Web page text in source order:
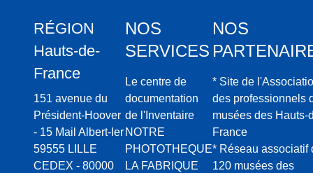
RÉGION
Hauts-de-
France
151 avenue du
Président-Hoover
- 15 Mail Albert-Ier
59555 LILLE
CEDEX - 80000
NOS
SERVICES
Le centre de
documentation
de l'Inventaire
NOTRE
PHOTOTHEQUE
LA FABRIQUE
NOS
* Site de
des professionnels
musées des Hauts-
France
* Réseau associatif
120 musées des